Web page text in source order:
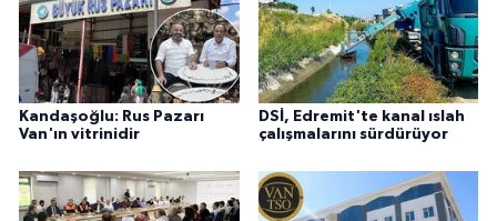
Kandaşoğlu: Rus Pazarı
Van'ın vitrinidir
DSİ, Edremit'te kanal ıslah
çalışmalarını sürdürüyor